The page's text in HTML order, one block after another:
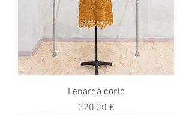
Lenarda corto
Prezzo
320,00 €